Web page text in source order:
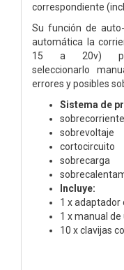
correspondiente
Su función de
automática la
15 a 20v)
seleccionarlo
errores y posibles
Sistema de
sobrecorriente
sobrevoltaje
cortocircuito
sobrecarga
Incluye:
1 x adaptador
1 x manual de
10 x clavijas